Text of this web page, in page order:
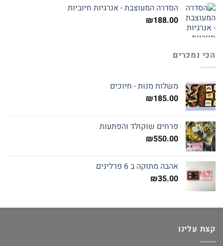
הסדרה המעוצבת - אנרגיות חיוביות
₪188.00
הכי נמכרים
משלוח מנות - חיוכים
₪185.00
פרחים שוקולד והפתעות
₪550.00
אהבה מתוקה ב 6 פרלינים
₪35.00
קצת עלינו